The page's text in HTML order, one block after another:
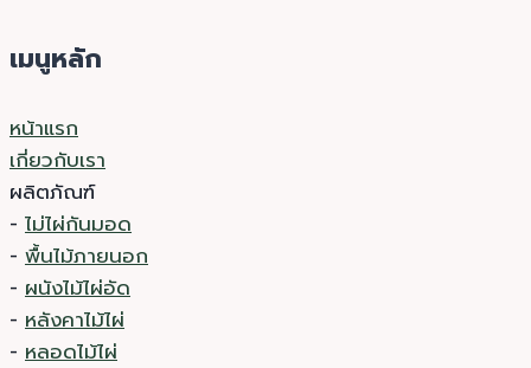
เมนูหลัก
หน้าแรก
เกี่ยวกับเรา
ผลิตภัณฑ์
- ไม่ไผ่กันมอด
- พื้นไม้ภายนอก
- ผนังไม้ไผ่อัด
- หลังคาไม้ไผ่
- หลอดไม้ไผ่